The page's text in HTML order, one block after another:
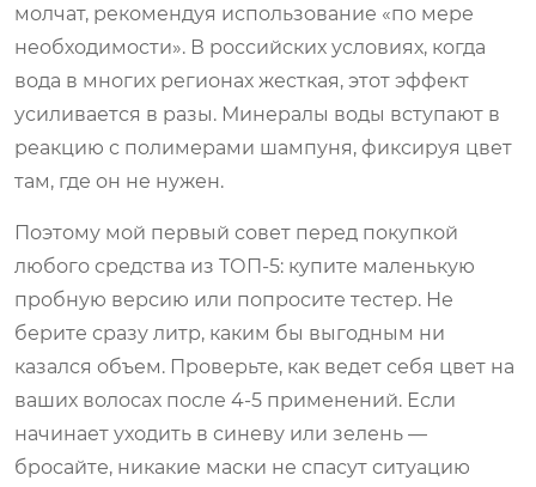
молчат, рекомендуя использование «по мере
необходимости». В российских условиях, когда
вода в многих регионах жесткая, этот эффект
усиливается в разы. Минералы воды вступают в
реакцию с полимерами шампуня, фиксируя цвет
там, где он не нужен.
Поэтому мой первый совет перед покупкой
любого средства из ТОП-5: купите маленькую
пробную версию или попросите тестер. Не
берите сразу литр, каким бы выгодным ни
казался объем. Проверьте, как ведет себя цвет на
ваших волосах после 4-5 применений. Если
начинает уходить в синеву или зелень —
бросайте, никакие маски не спасут ситуацию